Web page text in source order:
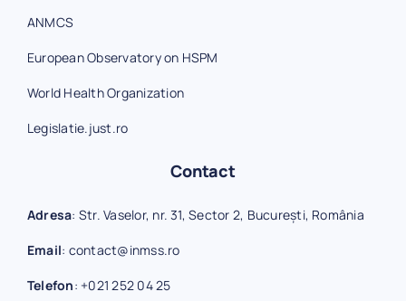
ANMCS
European Observatory on HSPM
World Health Organization
Legislatie.just.ro
Contact
Adresa: Str. Vaselor, nr. 31, Sector 2, București, România
Email: contact@inmss.ro
Telefon: +021 252 04 25